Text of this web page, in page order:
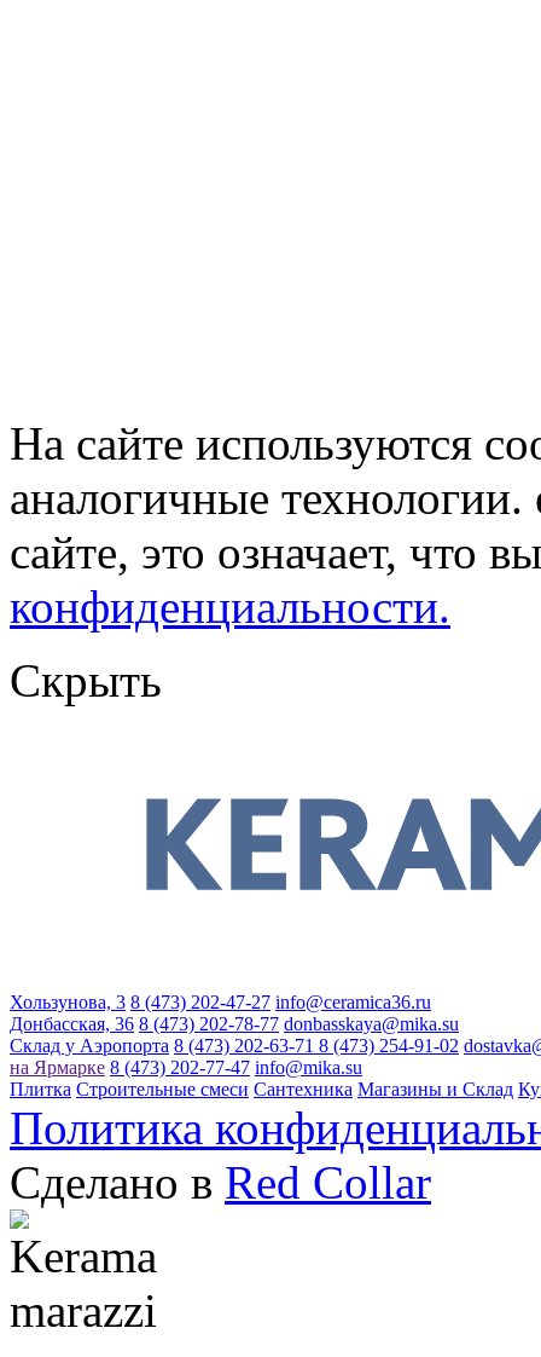
На сайте используются
аналогичные
сайте, это означает, что
конфиденциальности.
Скрыть
Хользунова, 3 8 (473) 202-47-27 info@ceramica36.ru
Донбасская, 36 8 (473) 202-78-77 donbasskaya@mika.su
Склад у Аэропорта 8 (473) 202-63-71 8 (473) 254-91-02
на Ярмарке 8 (473) 202-77-47 info@mika.su
Плитка Строительные смеси Сантехника Магазины и Склад
Политика
Сделано в Red Collar